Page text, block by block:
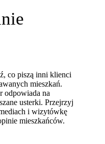
co piszą inni klienci
mieszkań.
odpowiada na
usterki. Przejrzyj
i wizytówkę
mieszkańców.